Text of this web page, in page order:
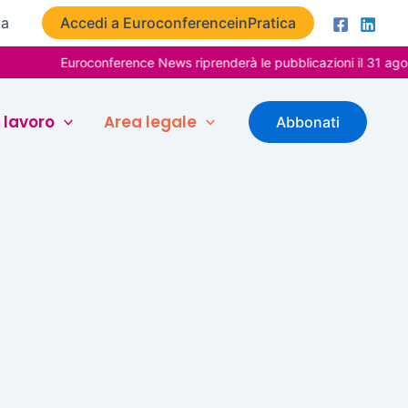
Accedi a EuroconferenceinPratica
Euroconference News riprenderà le pubblicazioni il 31
lavoro Area legale Abbonati